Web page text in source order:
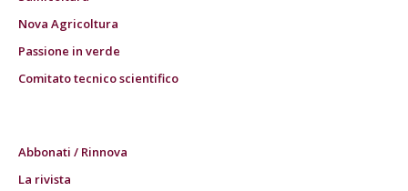
Nova Agricoltura
Passione in verde
Comitato tecnico scientifico
Abbonati / Rinnova
La rivista